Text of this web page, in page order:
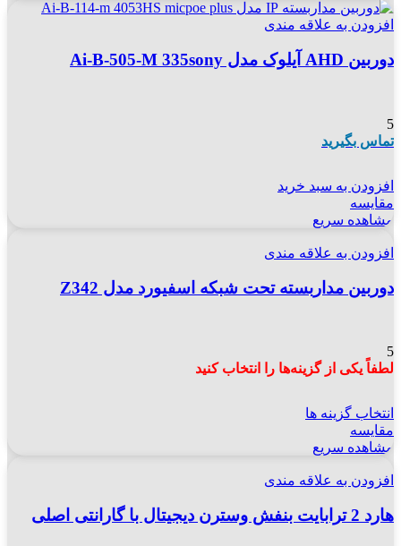
افزودن به علاقه مندی
دوربین AHD آیلوک مدل Ai-B-505-M 335sony
5
تماس بگیرید
افزودن به سبد خرید
مقایسه
مشاهده سریع
افزودن به علاقه مندی
دوربین مداربسته تحت شبکه اسفیورد مدل Z342
5
لطفاً یکی از گزینه‌ها را انتخاب کنید
انتخاب گزینه ها
مقایسه
مشاهده سریع
افزودن به علاقه مندی
هارد 2 ترابایت بنفش وسترن دیجیتال با گارانتی اصلی